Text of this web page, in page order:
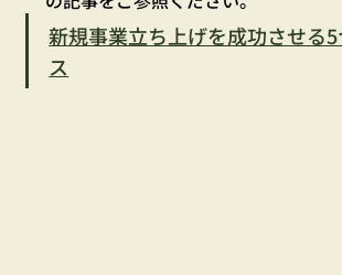
新規事業立ち上げを成功させる
ス